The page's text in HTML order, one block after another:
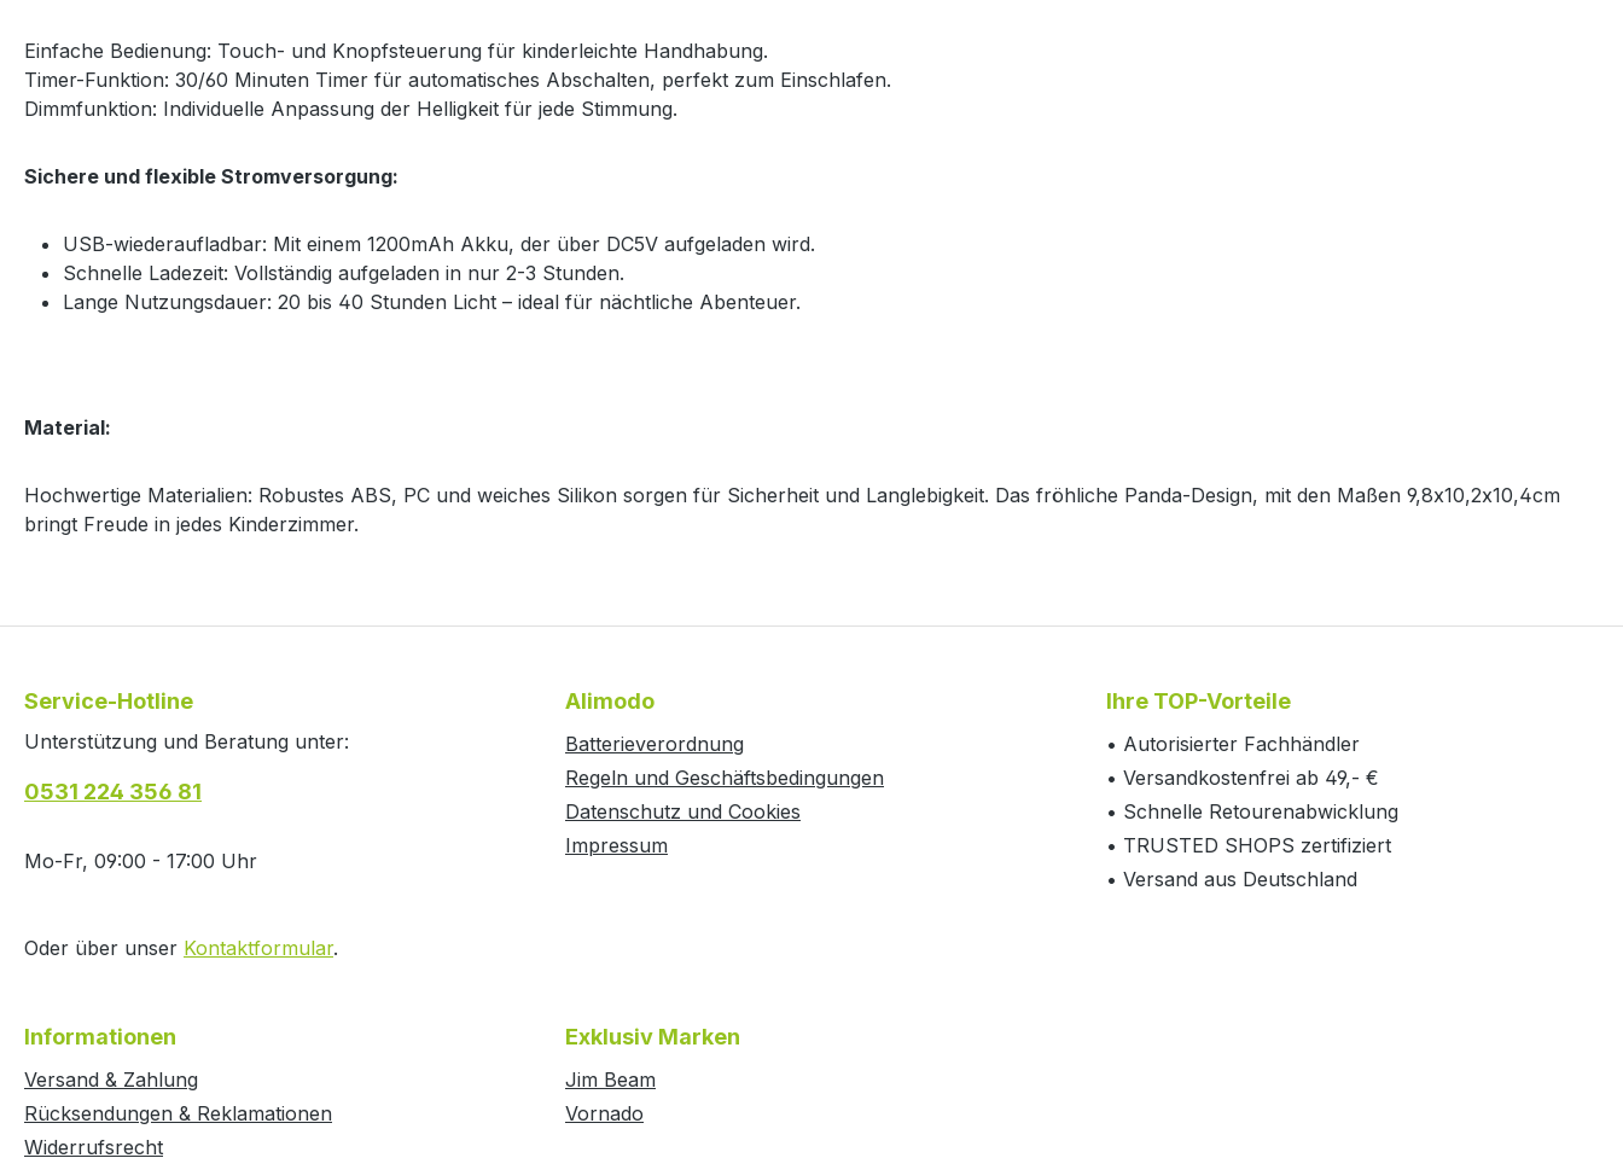
Einfache Bedienung: Touch- und Knopfsteuerung für kinderleichte Handhabung.
Timer-Funktion: 30/60 Minuten Timer für automatisches Abschalten, perfekt zum Einschlafen.
Dimmfunktion: Individuelle Anpassung der Helligkeit für jede Stimmung.
Sichere und flexible Stromversorgung:
USB-wiederaufladbar: Mit einem 1200mAh Akku, der über DC5V aufgeladen wird.
Schnelle Ladezeit: Vollständig aufgeladen in nur 2-3 Stunden.
Lange Nutzungsdauer: 20 bis 40 Stunden Licht – ideal für nächtliche Abenteuer.
Material:
Hochwertige Materialien: Robustes ABS, PC und weiches Silikon sorgen für Sicherheit und Langlebigkeit. Das fröhliche Panda-Design, mit den Maßen 9,8x10,2x10,4cm
bringt Freude in jedes Kinderzimmer.
Service-Hotline
Unterstützung und Beratung unter:
0531 224 356 81
Mo-Fr, 09:00 - 17:00 Uhr
Oder über unser Kontaktformular.
Alimodo
Batterieverordnung
Regeln und Geschäftsbedingungen
Datenschutz und Cookies
Impressum
Ihre TOP-Vorteile
• Autorisierter Fachhändler
• Versandkostenfrei ab 49,- €
• Schnelle Retourenabwicklung
• TRUSTED SHOPS zertifiziert
• Versand aus Deutschland
Informationen
Versand & Zahlung
Rücksendungen & Reklamationen
Widerrufsrecht
Exklusiv Marken
Jim Beam
Vornado